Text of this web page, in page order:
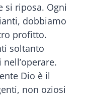
si riposa. Ogni
dobbiamo
profitto.
soltanto
Dio è il
non oziosi